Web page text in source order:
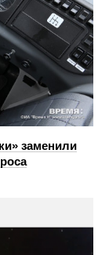
заменили